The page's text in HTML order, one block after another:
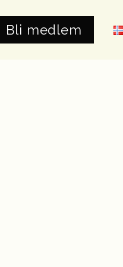
Bli medlem